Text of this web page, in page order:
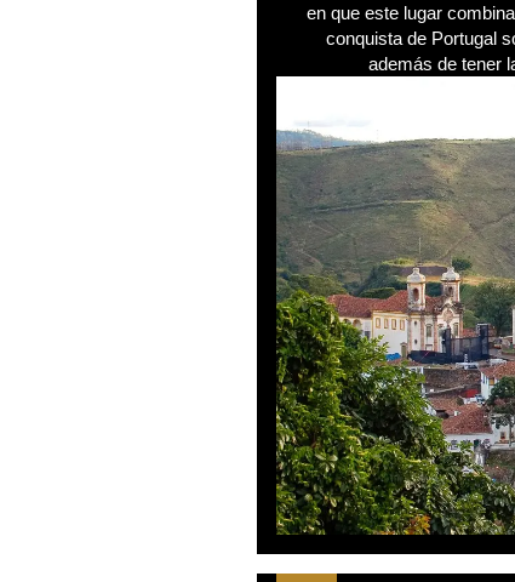
en que este lugar
conquista de Portugal
además de tener